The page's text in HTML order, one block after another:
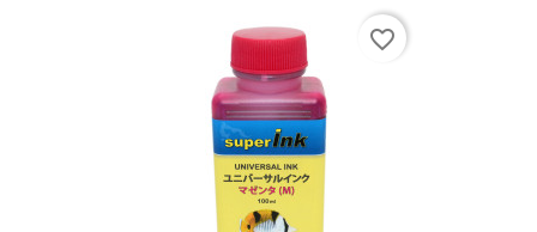
favorite_border